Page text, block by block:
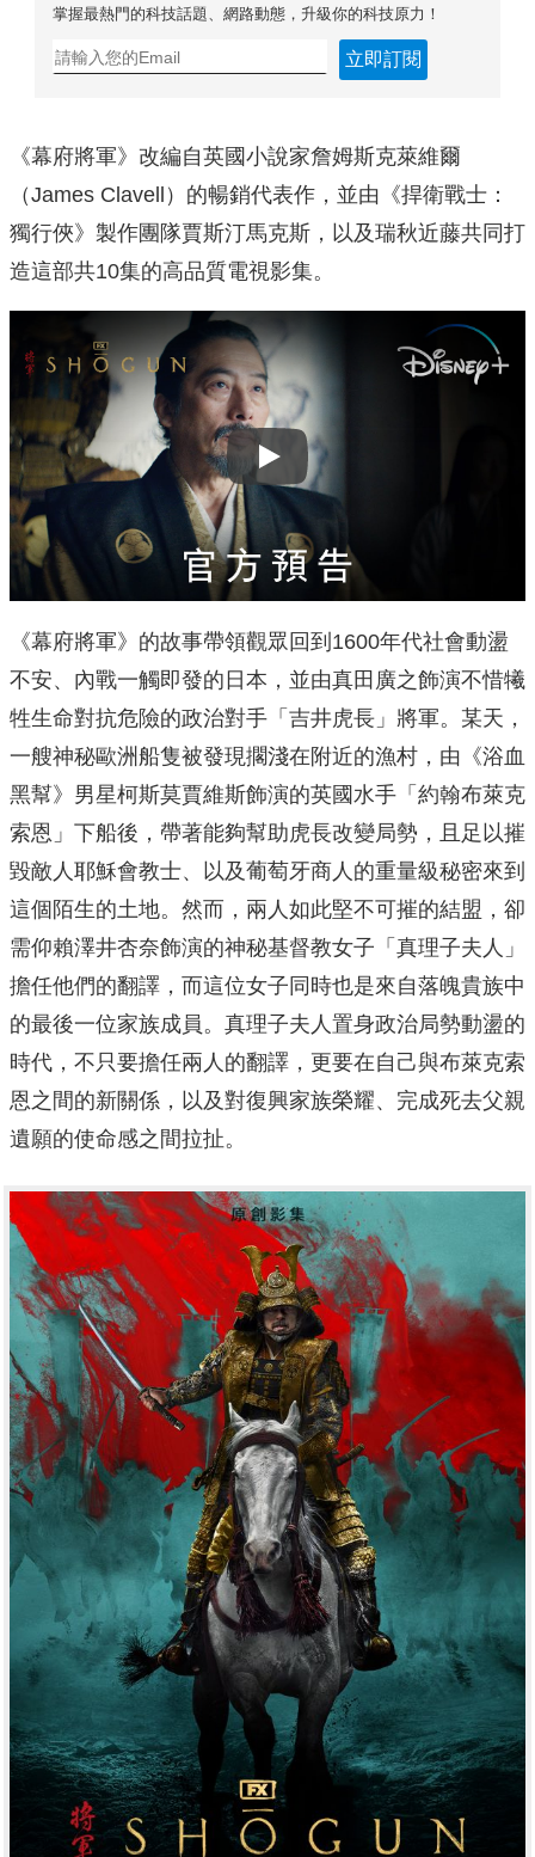
掌握最熱門的科技話題、網路動態，升級你的科技原力！
立即訂閱
《幕府將軍》改編自英國小說家詹姆斯克萊維爾
（James Clavell）的暢銷代表作，並由《捍衛戰士：
獨行俠》製作團隊賈斯汀馬克斯，以及瑞秋近藤共同打
造這部共10集的高品質電視影集。
Play
《幕府將軍》的故事帶領觀眾回到1600年代社會動盪
不安、內戰一觸即發的日本，並由真田廣之飾演不惜犧
牲生命對抗危險的政治對手「吉井虎長」將軍。某天，
一艘神秘歐洲船隻被發現擱淺在附近的漁村，由《浴血
黑幫》男星柯斯莫賈維斯飾演的英國水手「約翰布萊克
索恩」下船後，帶著能夠幫助虎長改變局勢，且足以摧
毀敵人耶穌會教士、以及葡萄牙商人的重量級秘密來到
這個陌生的土地。然而，兩人如此堅不可摧的結盟，卻
需仰賴澤井杏奈飾演的神秘基督教女子「真理子夫人」
擔任他們的翻譯，而這位女子同時也是來自落魄貴族中
的最後一位家族成員。真理子夫人置身政治局勢動盪的
時代，不只要擔任兩人的翻譯，更要在自己與布萊克索
恩之間的新關係，以及對復興家族榮耀、完成死去父親
遺願的使命感之間拉扯。